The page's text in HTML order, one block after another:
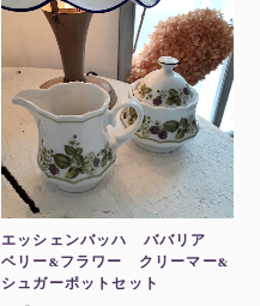
エッシェンバッハ ババリア
ベリー&フラワー クリーマー&
シュガーポットセット